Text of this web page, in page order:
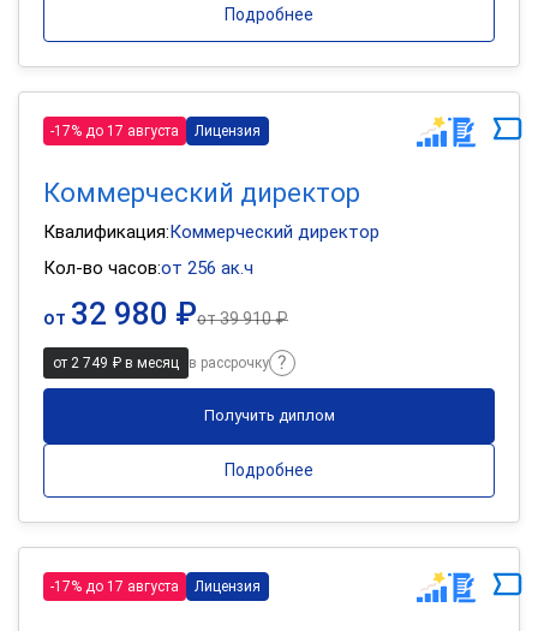
Подробнее
-17% до 17 августа Лицензия
Коммерческий директор
Квалификация:Коммерческий директор
Кол-во часов:от 256 ак.ч
от 32 980 ₽от39 910 ₽
от 2 749 ₽ в месяц в рассрочку
Получить диплом
Подробнее
-17% до 17 августа Лицензия